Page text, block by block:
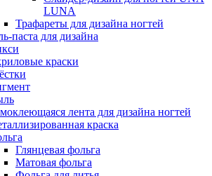
LUNA
Трафареты для дизайна ногтей
паста для дизайна
краски
лента для дизайна ногтей
краска
Глянцевая фольга
Матовая фольга